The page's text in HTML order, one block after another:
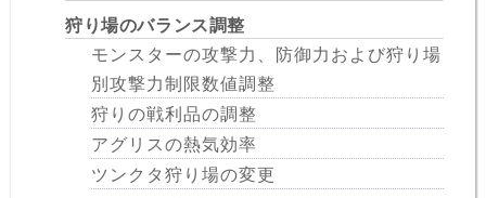
狩り場のバランス調整
モンスターの攻撃力、防御力および狩り場
別攻撃力制限数値調整
狩りの戦利品の調整
アグリスの熱気効率
ツンクタ狩り場の変更